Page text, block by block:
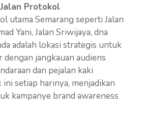
Protokol
utama Semarang seperti Jalan
Yani, Jalan Sriwijaya, dna
adalah lokasi strategis untuk
jangkauan audiens
dan pejalan kaki
setiap harinya, menjadikan
kampanye brand awareness